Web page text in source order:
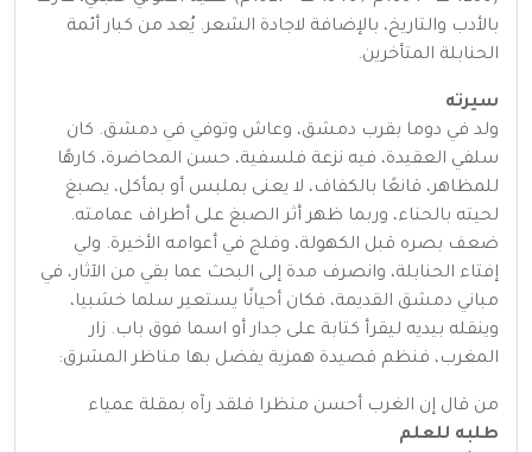
بالأدب والتاريخ، بالإضافة لاجادة الشعر. يُعد من كبار أئمة
الحنابلة المتأخرين.
سيرته
ولد في دوما بقرب دمشق، وعاش وتوفي في دمشق. كان
سلفي العقيدة، فيه نزعة فلسفية، حسن المحاضرة، كارهًا
للمظاهر، قانعًا بالكفاف، لا يعنى بملبس أو بمأكل، يصبغ
لحيته بالحناء، وربما ظهر أثر الصبغ على أطراف عمامته.
ضعف بصره قبل الكهولة، وفلج في أعوامه الأخيرة. ولي
إفتاء الحنابلة، وانصرف مدة إلى البحث عما بقي من الآثار، في
مباني دمشق القديمة، فكان أحيانًا يستعير سلما خشبيا،
وينقله بيديه ليقرأ كتابة على جدار أو اسما فوق باب. زار
المغرب، فنظم قصيدة همزية يفضل بها مناظر المشرق:
من قال إن الغرب أحسن منظرا فلقد رآه بمقلة عمياء
طلبه للعلم